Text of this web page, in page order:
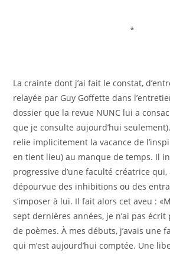
*
La crainte dont j’ai fait le constat,
relayée par Guy Goffette dans
dossier que la revue NUNC lui a
que je consulte aujourd’hui
relie implicitement la vacance de
en tient lieu) au manque de temps. Il
progressive d’une faculté créatrice qui,
dépourvue des inhibitions ou des
s’imposer à lui. Il fait alors cet aveu :
sept dernières années, je n’ai pas écrit
de poèmes. À mes débuts, j’avais une
qui m’est aujourd’hui comptée. Une